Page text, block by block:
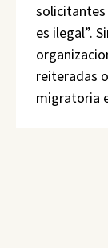
solicitantes
es ilegal”.
reiteradas
migratoria